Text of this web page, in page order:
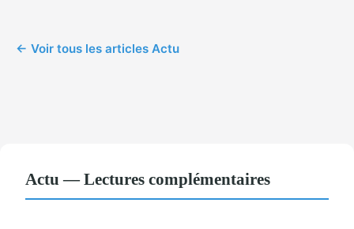
← Voir tous les articles Actu
Actu — Lectures complémentaires